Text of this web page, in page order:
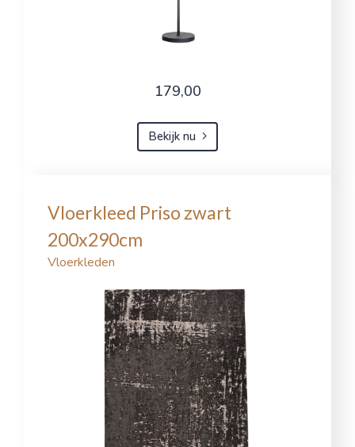
179,00
Bekijk nu
Vloerkleed Priso zwart
200x290cm
Vloerkleden